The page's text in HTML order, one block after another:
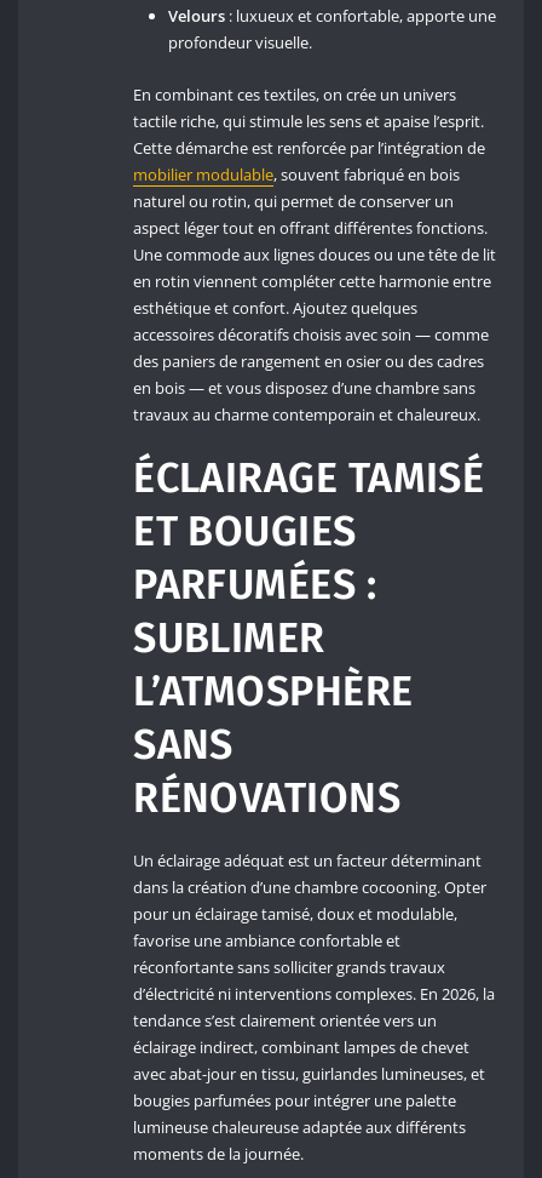
Velours : luxueux et confortable, apporte une
profondeur visuelle.
En combinant ces textiles, on crée un univers
tactile riche, qui stimule les sens et apaise l’esprit.
Cette démarche est renforcée par l’intégration de
mobilier modulable, souvent fabriqué en bois
naturel ou rotin, qui permet de conserver un
aspect léger tout en offrant différentes fonctions.
Une commode aux lignes douces ou une tête de lit
en rotin viennent compléter cette harmonie entre
esthétique et confort. Ajoutez quelques
accessoires décoratifs choisis avec soin — comme
des paniers de rangement en osier ou des cadres
en bois — et vous disposez d’une chambre sans
travaux au charme contemporain et chaleureux.
ÉCLAIRAGE TAMISÉ
ET BOUGIES
PARFUMÉES :
SUBLIMER
L’ATMOSPHÈRE
SANS
RÉNOVATIONS
Un éclairage adéquat est un facteur déterminant
dans la création d’une chambre cocooning. Opter
pour un éclairage tamisé, doux et modulable,
favorise une ambiance confortable et
réconfortante sans solliciter grands travaux
d’électricité ni interventions complexes. En 2026, la
tendance s’est clairement orientée vers un
éclairage indirect, combinant lampes de chevet
avec abat-jour en tissu, guirlandes lumineuses, et
bougies parfumées pour intégrer une palette
lumineuse chaleureuse adaptée aux différents
moments de la journée.